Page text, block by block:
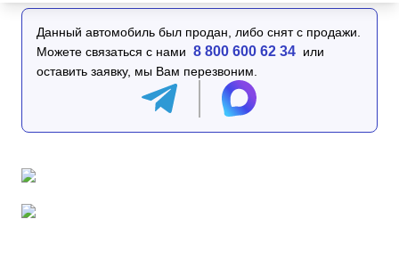
Данный автомобиль был продан, либо снят с продажи.
Можете связаться с нами 8 800 600 62 34 или
оставить заявку, мы Вам перезвоним.